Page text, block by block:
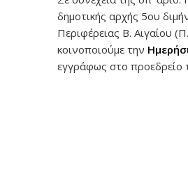
δημοτικής αρχής 5ου
Περιφέρειας Β. Αιγαίου
κοινοποιούμε την
εγγράφως στο προεδρείο